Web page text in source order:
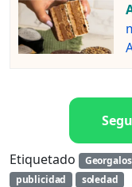
Etiquetado Georgalos
publicidad
soledad